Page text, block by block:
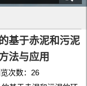
基于赤泥和污泥
法与应用
次数： 26